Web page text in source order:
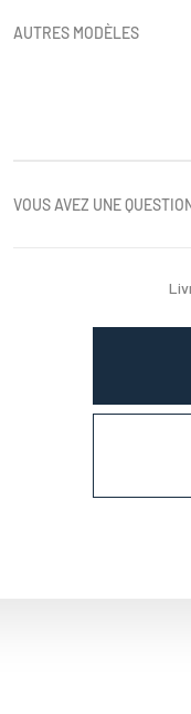
AUTRES MODÈLES
VOUS AVEZ UNE